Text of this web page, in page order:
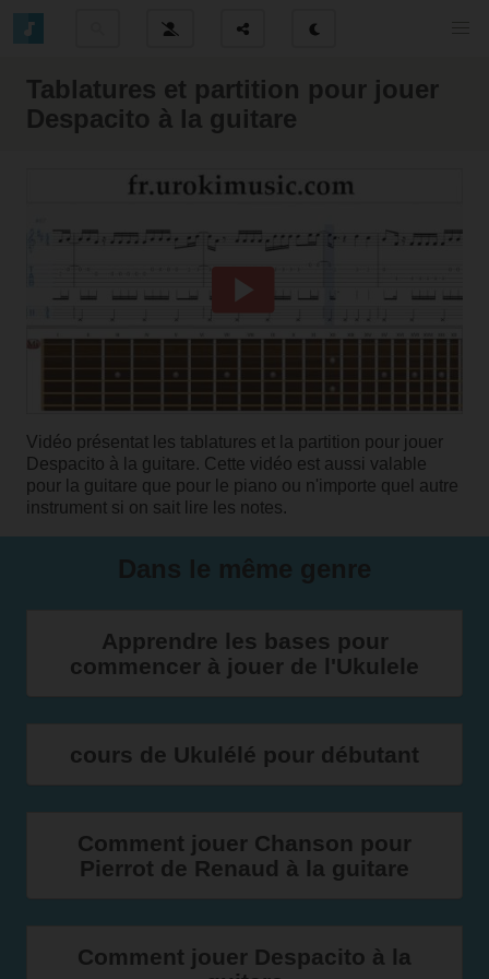
Tablatures et partition pour jouer
Despacito à la guitare
Vidéo présentat les tablatures et la partition pour jouer
Despacito à la guitare. Cette vidéo est aussi valable
pour la guitare que pour le piano ou n'importe quel autre
instrument si on sait lire les notes.
Apprendre les bases pour
commencer à jouer de l'Ukulele
cours de Ukulélé pour débutant
Comment jouer Chanson pour
Pierrot de Renaud à la guitare
Comment jouer Despacito à la